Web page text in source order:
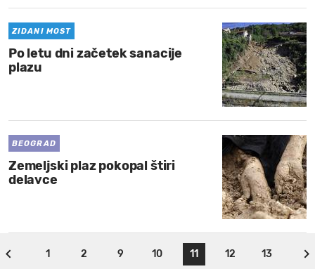
ZIDANI MOST
Po letu dni začetek sanacije
plazu
BEOGRAD
Zemeljski plaz pokopal štiri
delavce
1 2 9 10 11 12 13